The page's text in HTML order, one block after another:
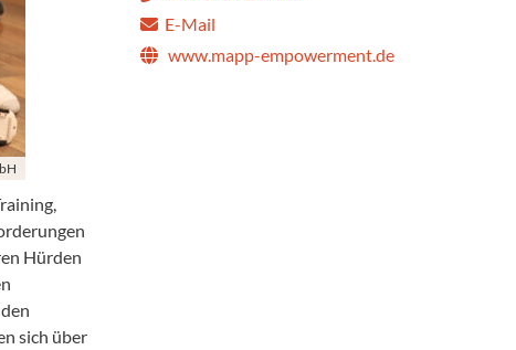
Hürden
sich über
E-Mail
www.mapp-empowerment.de